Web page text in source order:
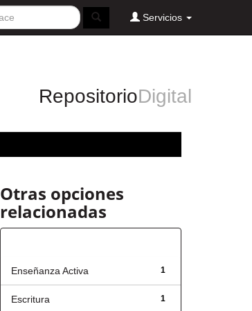
Servicios
RepositorioDigital
Otras opciones
relacionadas
1
Enseñanza Activa
1
Escritura